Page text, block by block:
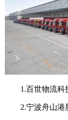
1.百世物流科
2.宁波舟山港